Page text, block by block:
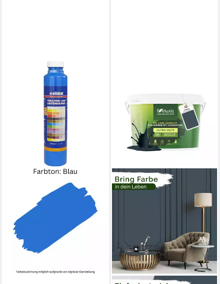
Vollton- und Abtönfarbe
Volltonfarbe Abtönfarbe
750ml matt Farbe
14,36 €
(19,15 €/ 1 l)
lieferbar - in 2-3 Werktagen bei dir